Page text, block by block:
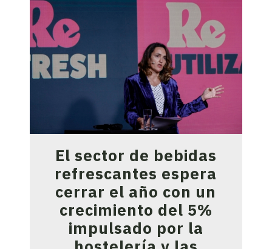
El sector de bebidas
refrescantes espera
cerrar el año con un
crecimiento del 5%
impulsado por la